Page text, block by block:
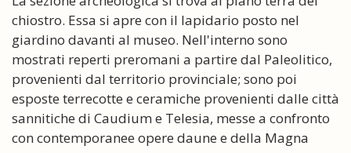
chiostro. Essa si apre con il lapidario posto nel
giardino davanti al museo. Nell'interno sono
mostrati reperti preromani a partire dal Paleolitico,
provenienti dal territorio provinciale; sono poi
esposte terrecotte e ceramiche provenienti dalle città
sannitiche di Caudium e Telesia, messe a confronto
con contemporanee opere daune e della Magna